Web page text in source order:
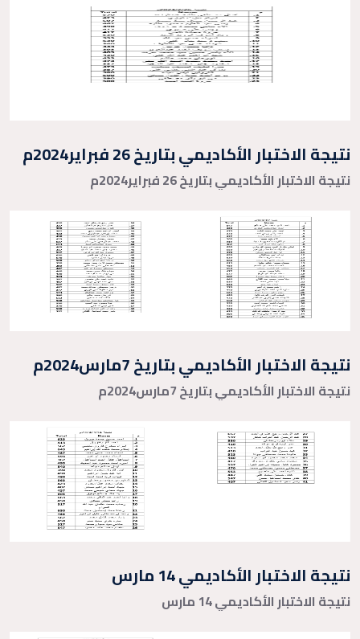
نتيجة الاختبار الأكاديمي بتاريخ 26 فبراير2024م
نتيجة الاختبار الأكاديمي بتاريخ 26 فبراير2024م
نتيجة الاختبار الأكاديمي بتاريخ 7مارس2024م
نتيجة الاختبار الأكاديمي بتاريخ 7مارس2024م
نتيجة الاختبار الأكاديمي 14 مارس
نتيجة الاختبار الأكاديمي 14 مارس